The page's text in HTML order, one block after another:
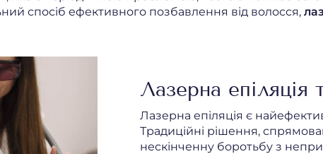
спосіб ефективного позбавлення від волосся,
Лазерна епіляція
Лазерна епіляція є
Традиційні рішення,
нескінченну боротьбу з